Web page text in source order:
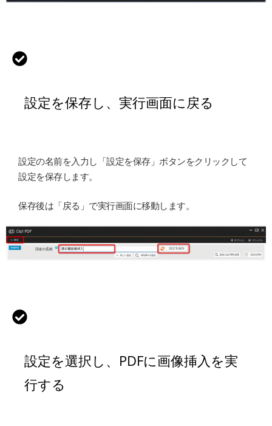
設定を保存し、実行画面に戻る
設定の名前を入力し「設定を保存」ボタンをクリックして
設定を保存します。
保存後は「戻る」で実行画面に移動します。
設定を選択し、PDFに画像挿入を実
行する